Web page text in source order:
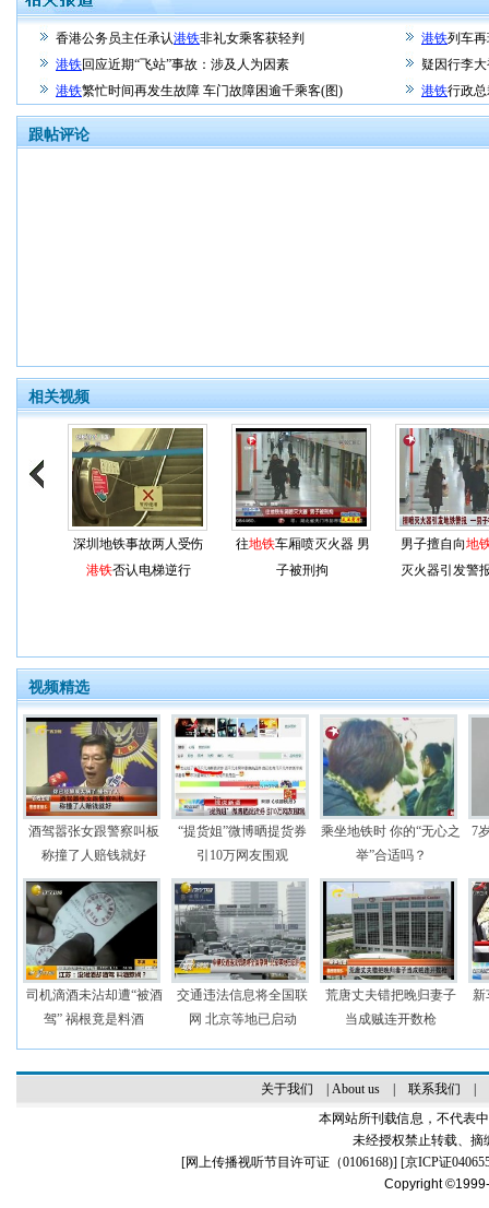
香港公务员主任承认港铁非礼女乘客获轻判 港铁列车
港铁回应近期“飞站”事故：涉及人为因素
疑因行李
港铁繁忙时间再发生故障 车门故障困逾千乘客(图) 港铁行政
跟帖评论
相关视频
深圳地铁事故两人受伤
港铁否认电梯逆行
往地铁车厢喷灭火器 男
子被刑拘
男子擅自向地
灭火器引发警
视频精选
酒驾嚣张女跟警察叫板
称撞了人赔钱就好
“提货姐”微博晒提货券
引10万网友围观
乘坐地铁时 你的“无心之
举”合适吗？
7
司机滴酒未沾却遭“被酒
驾” 祸根竟是料酒
交通违法信息将全国联
网 北京等地已启动
荒唐丈夫错把晚归妻子
当成贼连开数枪
新
关于我们 About us| 联系我们
本网站所刊载信息，不代表
未经授权禁止转载、摘
[网上传播视听节目许可证（0106168)] [京ICP证
Copyright